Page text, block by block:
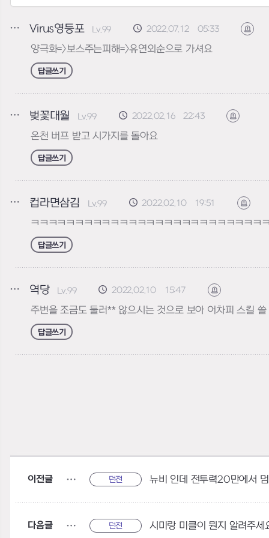
Virus영등포 Lv.99 2022.07.12 05:33 신고
양극화=>보스주는피해=>유연외순으로 가셔요
답글쓰기
벚꽃대월 Lv.99 2022.02.16 22:43 신고하기
온천 버프 받고 시가지를 돌아요
답글쓰기
컵라면삼김 Lv.99 2022.02.10 19:51 신고
ㅋㅋㅋㅋㅋㅋㅋㅋㅋㅋㅋㅋㅋㅋㅋㅋㅋㅋㅋㅋㅋㅋㅋㅋㅋㅋ
답글쓰기
역당 Lv.99 2022.02.10 15:47 신고하기
주변을 조금도 둘러** 않으시는 것으로 보아 어차피 스킬
답글쓰기
이전글 던전 뉴비 인데 전투력20만에서
다음글 던전 시미랑 미클이 뭔지 알려주세